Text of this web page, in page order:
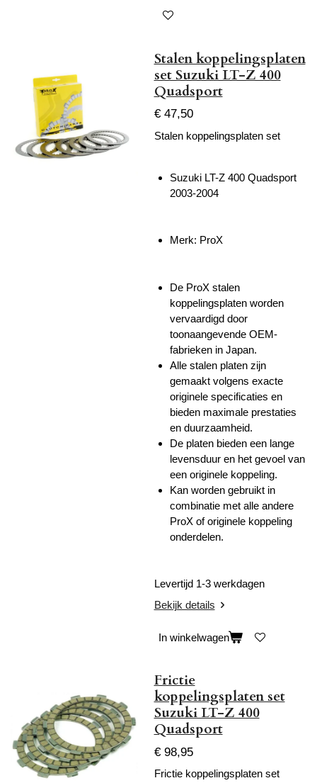
Stalen koppelingsplaten
set Suzuki LT-Z 400
Quadsport
€ 47,50
Stalen koppelingsplaten set
Suzuki LT-Z 400 Quadsport
2003-2004
Merk: ProX
De ProX stalen
koppelingsplaten worden
vervaardigd door
toonaangevende OEM-
fabrieken in Japan.
Alle stalen platen zijn
gemaakt volgens exacte
originele specificaties en
bieden maximale prestaties
en duurzaamheid.
De platen bieden een lange
levensduur en het gevoel van
een originele koppeling.
Kan worden gebruikt in
combinatie met alle andere
ProX of originele koppeling
onderdelen.
Levertijd 1-3 werkdagen
Bekijk details
In winkelwagen
Frictie
koppelingsplaten set
Suzuki LT-Z 400
Quadsport
€ 98,95
Frictie koppelingsplaten set